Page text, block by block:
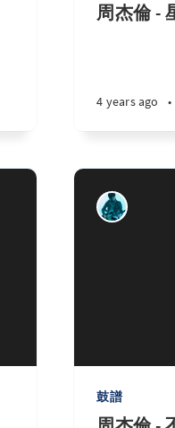
周杰倫 -
4 years ago •
鼓譜